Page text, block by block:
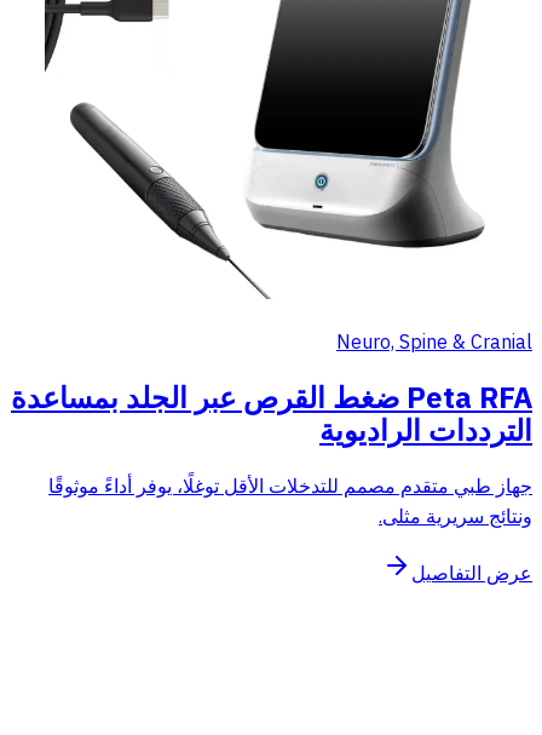
Neuro, Spine & Cranial
Peta RFA ضغط القرص عبر الجلد بمساعدة
الترددات الراديوية
جهاز طبي متقدم مصمم للتدخلات الأقل توغلًا، يوفر أداءً موثوقًا
ونتائج سريرية مثلى.
عرض التفاصيل